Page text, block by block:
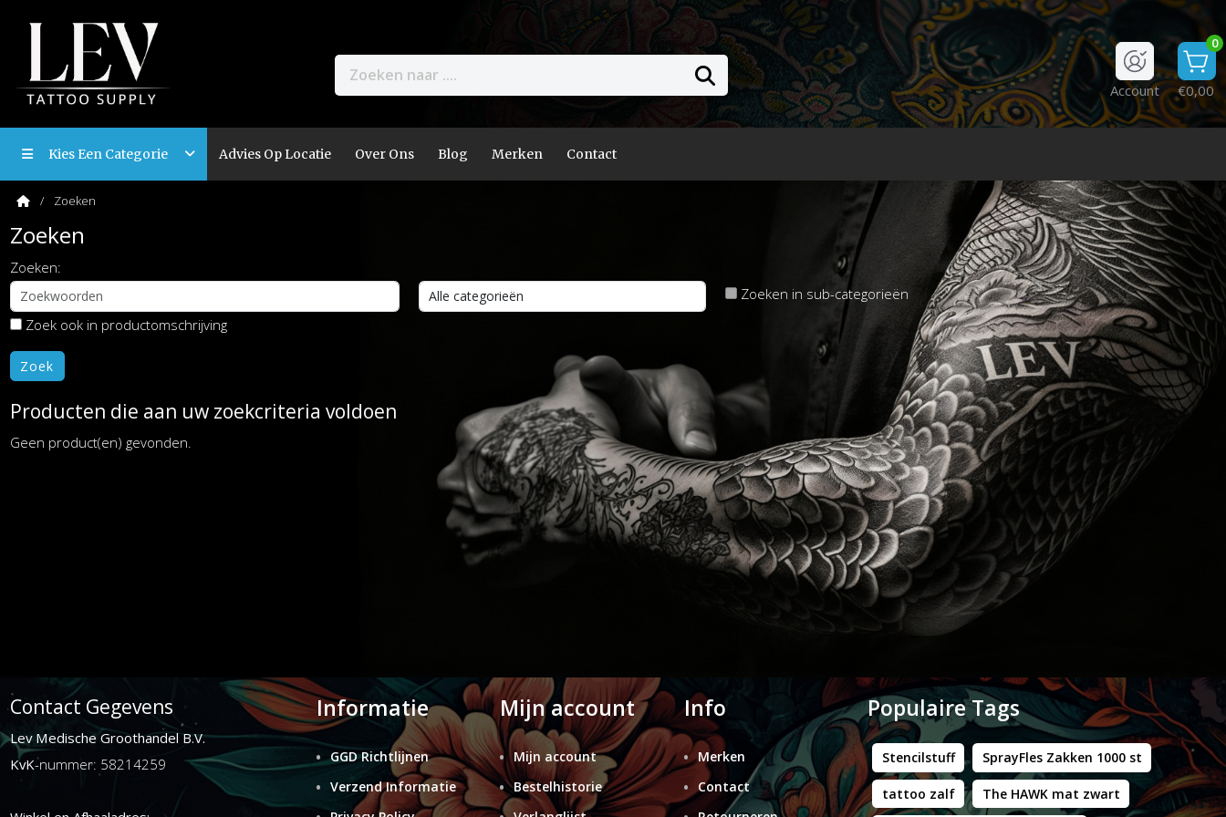
0
€0,00
Account
Kies Een Categorie Advies Op Locatie Over Ons Blog Merken Contact
Zoeken
Zoeken
Zoeken:
Zoeken in sub-categorieën
Zoek ook in productomschrijving
Producten die aan uw zoekcriteria voldoen
Geen product(en) gevonden.
Contact Gegevens
Lev Medische Groothandel B.V.
KvK-nummer: 58214259
Informatie
GGD Richtlijnen
Verzend Informatie
Mijn account
Mijn account
Bestelhistorie
Info
Merken
Contact
Populaire Tags
Stencilstuff SprayFles Zakken 1000 st
tattoo zalf The HAWK mat zwart